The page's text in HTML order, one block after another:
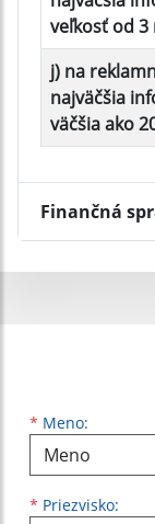
veľkosť od 3
j) na
najväčšia
väčšia ako
Finančná
* Meno:
Meno
* Priezvisko:
Priezvisko
E-mailová